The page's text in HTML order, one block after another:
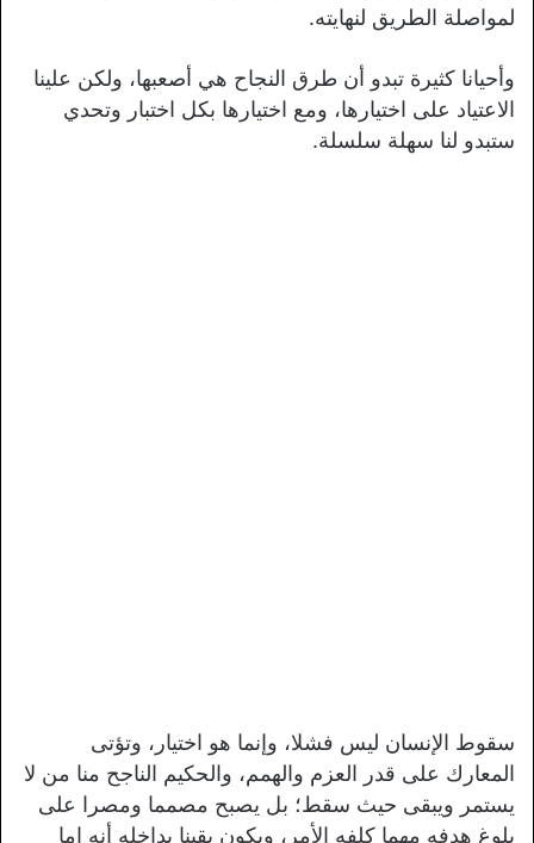
لمواصلة الطريق لنهايته.
وأحيانا كثيرة تبدو أن طرق النجاح هي أصعبها، ولكن علينا
الاعتياد على اختيارها، ومع اختيارها بكل اختبار وتحدي
ستبدو لنا سهلة سلسلة.
سقوط الإنسان ليس فشلا، وإنما هو اختيار، وتؤتى
المعارك على قدر العزم والهمم، والحكيم الناجح منا من لا
يستمر ويبقى حيث سقط؛ بل يصبح مصمما ومصرا على
بلوغ هدفه مهما كلفه الأمر، ويكون يقينا بداخله أنه إما